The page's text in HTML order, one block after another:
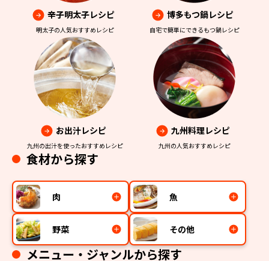
辛子明太子レシピ
明太子の人気おすすめレシピ
博多もつ鍋レシピ
自宅で簡単にできるもつ鍋レシピ
お出汁レシピ
九州の出汁を使ったおすすめレシピ
九州料理レシピ
九州の人気おすすめレシピ
食材から探す
肉 魚
野菜 その他
メニュー・ジャンルから探す